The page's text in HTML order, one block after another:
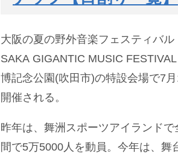
大阪の夏の野外音楽フェスティバ
SAKA GIGANTIC MUSIC
博記念公園(吹田市)の特設会場で7
開催される。
昨年は、舞洲スポーツアイランドで
間で5万5000人を動員。今年は、舞